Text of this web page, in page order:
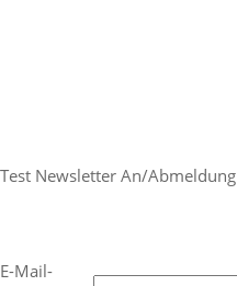
Test Newsletter An/Abmeldung
E-Mail-